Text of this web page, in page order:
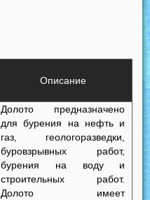
Описание
Долото предназначено
для бурения на нефть и
газ, геологоразведки,
буровзрывных работ,
бурения на воду и
строительных работ.
Долото имеет